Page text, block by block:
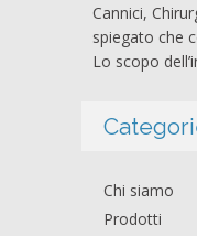
Cannici,
spiegato che
Lo scopo
Chi siamo
Prodotti